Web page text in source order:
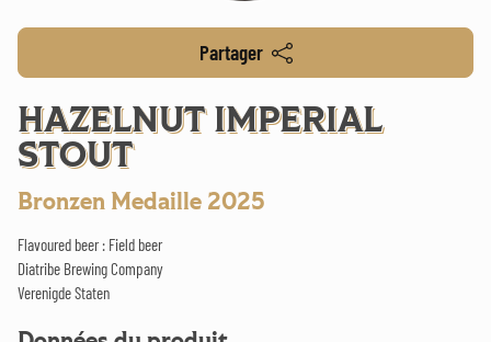
Partager
HAZELNUT IMPERIAL
STOUT
Bronzen Medaille 2025
Flavoured beer : Field beer
Diatribe Brewing Company
Verenigde Staten